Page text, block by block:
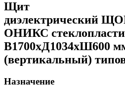
Щит
диэлектрический
ОНИКС
В1700хД1034хШ600
(вертикальный)
Назначение